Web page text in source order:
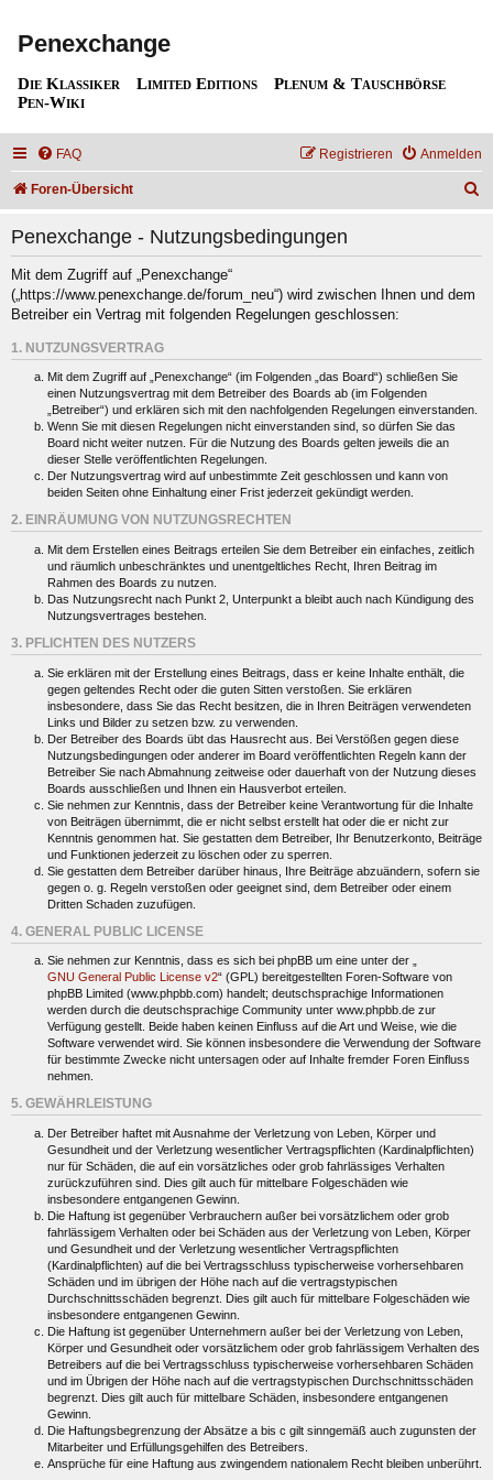
Penexchange
Die Klassiker Limited Editions
Plenum & Tauschbörse
Pen-Wiki
FAQ Anmelden
Registrieren
Foren-Übersicht
Penexchange - Nutzungsbedingungen
Mit dem Zugriff auf „Penexchange“
(„https://www.penexchange.de/forum_neu“) wird zwischen Ihnen und dem
Betreiber ein Vertrag mit folgenden Regelungen geschlossen:
1. NUTZUNGSVERTRAG
Mit dem Zugriff auf „Penexchange“ (im Folgenden „das Board“) schließen Sie
einen Nutzungsvertrag mit dem Betreiber des Boards ab (im Folgenden
„Betreiber“) und erklären sich mit den nachfolgenden Regelungen einverstanden.
Wenn Sie mit diesen Regelungen nicht einverstanden sind, so dürfen Sie das
Board nicht weiter nutzen. Für die Nutzung des Boards gelten jeweils die an
dieser Stelle veröffentlichten Regelungen.
Der Nutzungsvertrag wird auf unbestimmte Zeit geschlossen und kann von
beiden Seiten ohne Einhaltung einer Frist jederzeit gekündigt werden.
2. EINRÄUMUNG VON NUTZUNGSRECHTEN
Mit dem Erstellen eines Beitrags erteilen Sie dem Betreiber ein einfaches, zeitlich
und räumlich unbeschränktes und unentgeltliches Recht, Ihren Beitrag im
Rahmen des Boards zu nutzen.
Das Nutzungsrecht nach Punkt 2, Unterpunkt a bleibt auch nach Kündigung des
Nutzungsvertrages bestehen.
3. PFLICHTEN DES NUTZERS
Sie erklären mit der Erstellung eines Beitrags, dass er keine Inhalte enthält, die
gegen geltendes Recht oder die guten Sitten verstoßen. Sie erklären
insbesondere, dass Sie das Recht besitzen, die in Ihren Beiträgen verwendeten
Links und Bilder zu setzen bzw. zu verwenden.
Der Betreiber des Boards übt das Hausrecht aus. Bei Verstößen gegen diese
Nutzungsbedingungen oder anderer im Board veröffentlichten Regeln kann der
Betreiber Sie nach Abmahnung zeitweise oder dauerhaft von der Nutzung dieses
Boards ausschließen und Ihnen ein Hausverbot erteilen.
Sie nehmen zur Kenntnis, dass der Betreiber keine Verantwortung für die Inhalte
von Beiträgen übernimmt, die er nicht selbst erstellt hat oder die er nicht zur
Kenntnis genommen hat. Sie gestatten dem Betreiber, Ihr Benutzerkonto, Beiträge
und Funktionen jederzeit zu löschen oder zu sperren.
Sie gestatten dem Betreiber darüber hinaus, Ihre Beiträge abzuändern, sofern sie
gegen o. g. Regeln verstoßen oder geeignet sind, dem Betreiber oder einem
Dritten Schaden zuzufügen.
4. GENERAL PUBLIC LICENSE
Sie nehmen zur Kenntnis, dass es sich bei phpBB um eine unter der „
GNU General Public License v2“ (GPL) bereitgestellten Foren-Software von
phpBB Limited (www.phpbb.com) handelt; deutschsprachige Informationen
werden durch die deutschsprachige Community unter www.phpbb.de zur
Verfügung gestellt. Beide haben keinen Einfluss auf die Art und Weise, wie die
Software verwendet wird. Sie können insbesondere die Verwendung der Software
für bestimmte Zwecke nicht untersagen oder auf Inhalte fremder Foren Einfluss
nehmen.
5. GEWÄHRLEISTUNG
Der Betreiber haftet mit Ausnahme der Verletzung von Leben, Körper und
Gesundheit und der Verletzung wesentlicher Vertragspflichten (Kardinalpflichten)
nur für Schäden, die auf ein vorsätzliches oder grob fahrlässiges Verhalten
zurückzuführen sind. Dies gilt auch für mittelbare Folgeschäden wie
insbesondere entgangenen Gewinn.
Die Haftung ist gegenüber Verbrauchern außer bei vorsätzlichem oder grob
fahrlässigem Verhalten oder bei Schäden aus der Verletzung von Leben, Körper
und Gesundheit und der Verletzung wesentlicher Vertragspflichten
(Kardinalpflichten) auf die bei Vertragsschluss typischerweise vorhersehbaren
Schäden und im übrigen der Höhe nach auf die vertragstypischen
Durchschnittsschäden begrenzt. Dies gilt auch für mittelbare Folgeschäden wie
insbesondere entgangenen Gewinn.
Die Haftung ist gegenüber Unternehmern außer bei der Verletzung von Leben,
Körper und Gesundheit oder vorsätzlichem oder grob fahrlässigem Verhalten des
Betreibers auf die bei Vertragsschluss typischerweise vorhersehbaren Schäden
und im Übrigen der Höhe nach auf die vertragstypischen Durchschnittsschäden
begrenzt. Dies gilt auch für mittelbare Schäden, insbesondere entgangenen
Gewinn.
Die Haftungsbegrenzung der Absätze a bis c gilt sinngemäß auch zugunsten der
Mitarbeiter und Erfüllungsgehilfen des Betreibers.
Ansprüche für eine Haftung aus zwingendem nationalem Recht bleiben unberührt.